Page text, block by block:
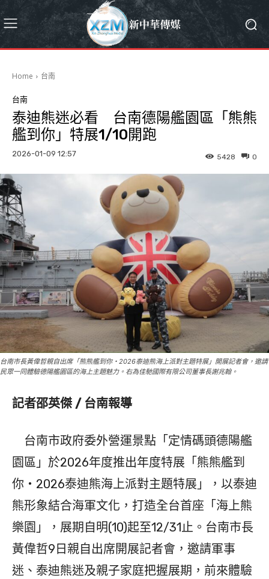
Home 台南
台南
泰迪熊迷必看 台南德陽艦園區「熊熊
艦到你」特展1/10開跑
2026-01-09 12:57 0
5428
台南市長黃偉哲親自出席「熊熊艦到你・2026泰迪熊海上派對主題特展」開展記者會，邀請
民眾一同體驗德陽艦園區的海上主題魅力。右為佳馳國際有限公司董事長謝兆翰。
記者邵英傑 / 台南報導
台南市政府委外營運景點「定情碼頭德陽艦
園區」於2026年度推出年度特展「熊熊艦到
你・2026泰迪熊海上派對主題特展」，以泰迪
熊形象結合海軍文化，打造全台首座「海上熊
樂園」，展期自明(10)起至12/31止。台南市長
黃偉哲9日親自出席開展記者會，邀請軍事
迷、泰迪熊迷及親子家庭把握展期，前來體驗